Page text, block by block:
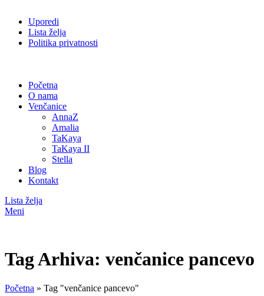
Uporedi
Lista želja
Politika privatnosti
Početna
O nama
Venčanice
AnnaZ
Amalia
TaKaya
TaKaya II
Stella
Blog
Kontakt
Lista želja
Meni
Tag Arhiva: venčanice pancevo
Početna » Tag "venčanice pancevo"